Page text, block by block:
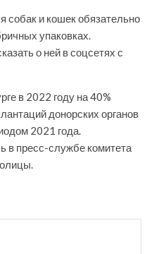
собак и кошек обязательно
упаковках.
о ней в соцсетях с
в 2022 году на 40%
донорских органов
2021 года.
в пресс-службе комитета